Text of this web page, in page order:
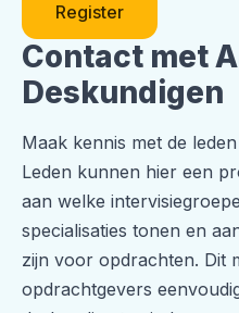
Register
Contact met
Deskundigen
Maak kennis met de
Leden kunnen hier een
aan welke
specialisaties tonen en
zijn voor opdrachten. Dit
opdrachtgevers